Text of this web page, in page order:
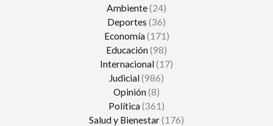
Ambiente(24)
Deportes (36)
Economía(171)
Educación(98)
Internacional(17)
Judicial(986)
Opinión(8)
Política(361)
Salud y Bienestar(176)